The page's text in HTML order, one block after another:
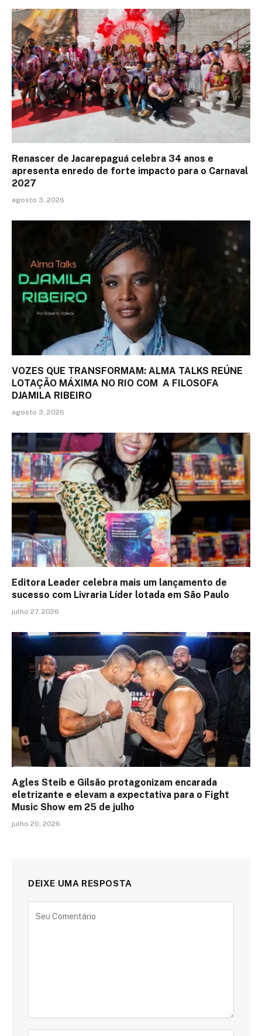
Renascer de Jacarepaguá celebra 34 anos e
apresenta enredo de forte impacto para o Carnaval
2027
agosto 3, 2026
VOZES QUE TRANSFORMAM: ALMA TALKS REÚNE
LOTAÇÃO MÁXIMA NO RIO COM A FILOSOFA
DJAMILA RIBEIRO
agosto 3, 2026
Editora Leader celebra mais um lançamento de
sucesso com Livraria Líder lotada em São Paulo
julho 27, 2026
Agles Steib e Gilsão protagonizam encarada
eletrizante e elevam a expectativa para o Fight
Music Show em 25 de julho
julho 20, 2026
DEIXE UMA RESPOSTA